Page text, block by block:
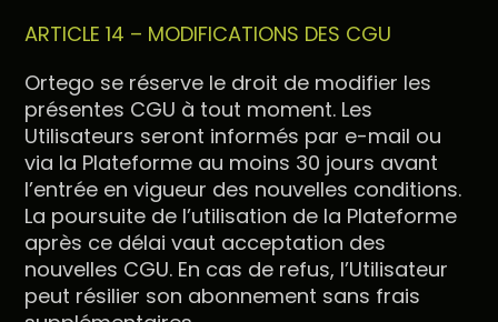
ARTICLE 14 – MODIFICATIONS DES CGU
Ortego se réserve le droit de modifier les
présentes CGU à tout moment. Les
Utilisateurs seront informés par e-mail ou
via la Plateforme au moins 30 jours avant
l’entrée en vigueur des nouvelles conditions.
La poursuite de l’utilisation de la Plateforme
après ce délai vaut acceptation des
nouvelles CGU. En cas de refus, l’Utilisateur
peut résilier son abonnement sans frais